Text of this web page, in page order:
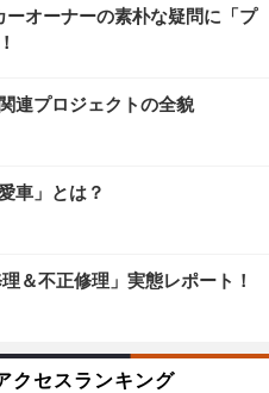
ーオーナーの素朴な疑問に「プ
連プロジェクトの全貌
車」とは？
＆不正修理」実態レポート！
クセスランキング